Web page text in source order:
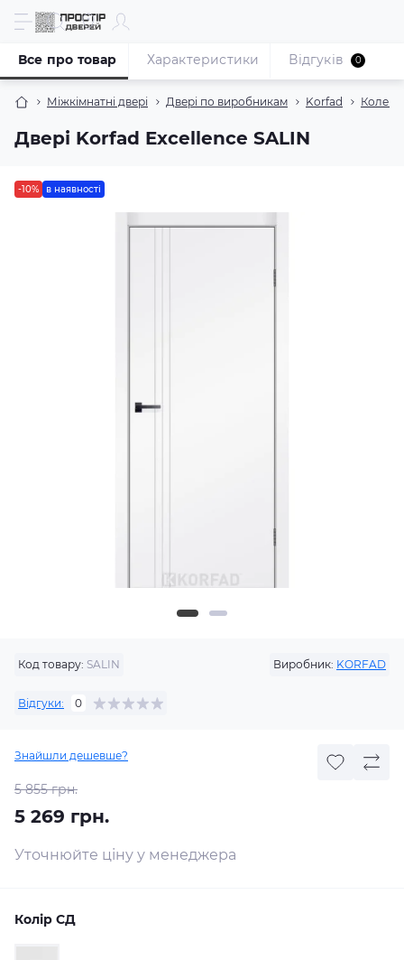
Міжкімнатні двері Двері по виробникам Korfad
Двері Korfad Excellence SALIN
Все про товар Характеристики Відгуків 0
-10% в наявності
Код товару: SALIN Виробник: KORFAD
Відгуки: 0
Знайшли дешевше?
5 855 грн.
5 269 грн.
Уточнюйте ціну у менеджера
Колір СД